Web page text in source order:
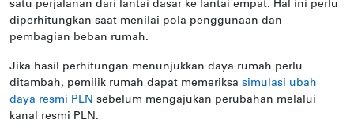
satu perjalanan dari lantai dasar ke lantai empat. Hal ini perlu
diperhitungkan saat menilai pola penggunaan dan
pembagian beban rumah.
Jika hasil perhitungan menunjukkan daya rumah perlu
ditambah, pemilik rumah dapat memeriksa simulasi ubah
daya resmi PLN sebelum mengajukan perubahan melalui
kanal resmi PLN.